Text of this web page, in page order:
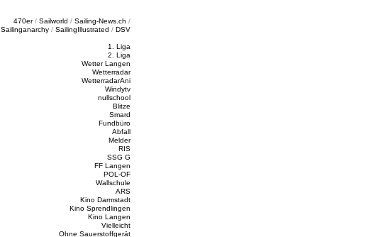
470er/ Sailworld / Sailing-News.ch /
Sailinganarchy / SailingIllustrated / DSV
1. Liga
2. Liga
Wetter Langen
Wetterradar
WetterradarAni
Windytv
nullschool
Blitze
Smard
Fundbüro
Abfall
Melder
RIS
SSG G
FF Langen
POL-OF
Wallschule
ARS
Kino Darmstadt
Kino Sprendlingen
Kino Langen
Vielleicht
Ohne Sauerstoffgerät